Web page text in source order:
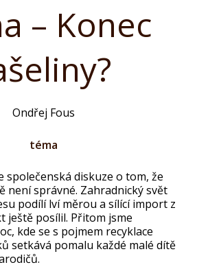
– Konec
Ondřej Fous
téma
společenská diskuze o tom, že
není správné. Zahradnický svět
podílí lví měrou a sílící import z
ještě posílil. Přitom jsme
kde se s pojmem recyklace
setkává pomalu každé malé dítě